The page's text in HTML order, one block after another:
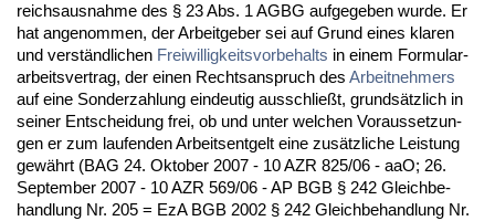
reichs­aus­nah­me des § 23 Abs. 1 AGBG auf­ge­ge­ben wur­de. Er
hat an­ge­nom­men, der Ar­beit­ge­ber sei auf Grund ei­nes kla­ren
und verständ­li­chen Frei­wil­lig­keits­vor­be­halts in ei­nem For­mu­lar­
ar­beits­ver­trag, der ei­nen Rechts­an­spruch des Ar­beit­neh­mers
auf ei­ne Son­der­zah­lung ein­deu­tig aus­sch­ließt, grundsätz­lich in
sei­ner Ent­schei­dung frei, ob und un­ter wel­chen Vor­aus­set­zun­
gen er zum lau­fen­den Ar­beits­ent­gelt ei­ne zusätz­li­che Leis­tung
gewährt (BAG 24. Ok­to­ber 2007 - 10 AZR 825/06 - aaO; 26.
Sep­tem­ber 2007 - 10 AZR 569/06 - AP BGB § 242 Gleich­be­
hand­lung Nr. 205 = EzA BGB 2002 § 242 Gleich­be­hand­lung Nr.